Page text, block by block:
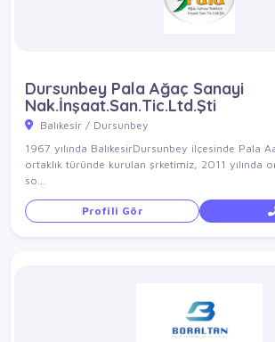
Dursunbey Pala Ağaç Sanayi
Nak.İnşaat.San.Tic.Ltd.Şti
Balıkesir / Dursunbey
1967 yılında BalıkesirDursunbey ilçesinde Pala
ortaklık türünde kurulan şrketimiz, 2011 yılında
so...
Profili Gör